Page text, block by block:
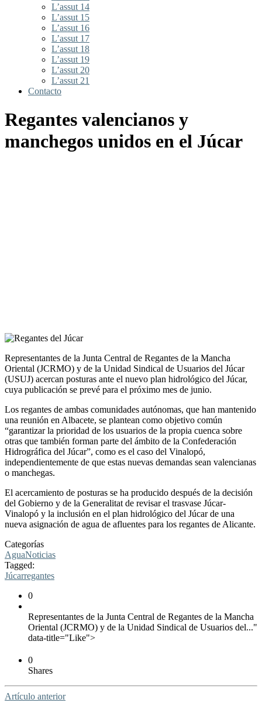
L’assut 14
L’assut 15
L’assut 16
L’assut 17
L’assut 18
L’assut 19
L’assut 20
L’assut 21
Contacto
Regantes valencianos y
manchegos unidos en el Júcar
Representantes de la Junta Central de Regantes de la Mancha
Oriental (JCRMO) y de la Unidad Sindical de Usuarios del Júcar
(USUJ) acercan posturas ante el nuevo plan hidrológico del Júcar,
cuya publicación se prevé para el próximo mes de junio.
Los regantes de ambas comunidades autónomas, que han mantenido
una reunión en Albacete, se plantean como objetivo común
“garantizar la prioridad de los usuarios de la propia cuenca sobre
otras que también forman parte del ámbito de la Confederación
Hidrográfica del Júcar”, como es el caso del Vinalopó,
independientemente de que estas nuevas demandas sean valencianas
o manchegas.
El acercamiento de posturas se ha producido después de la decisión
del Gobierno y de la Generalitat de revisar el trasvase Júcar-
Vinalopó y la inclusión en el plan hidrológico del Júcar de una
nueva asignación de agua de afluentes para los regantes de Alicante.
Categorías
AguaNoticias
Tagged:
Júcarregantes
0
Representantes de la Junta Central de Regantes de la Mancha
Oriental (JCRMO) y de la Unidad Sindical de Usuarios del..."
data-title="Like">
0
Shares
Artículo anterior